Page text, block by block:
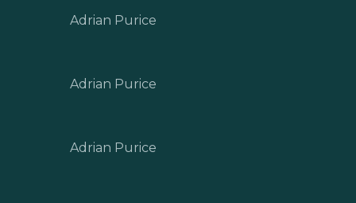
Adrian Purice
Adrian Purice
Adrian Purice